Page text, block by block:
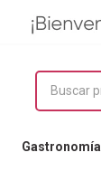
Gastronomía